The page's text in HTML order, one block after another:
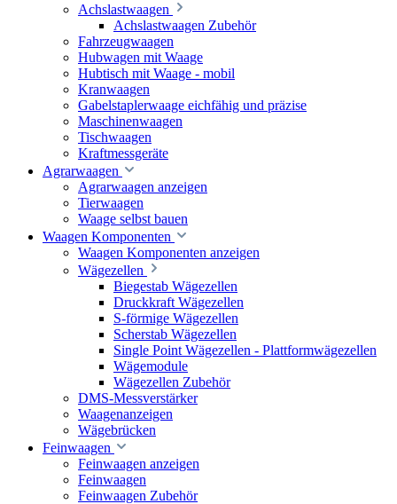
Achslastwaagen
Achslastwaagen Zubehör
Fahrzeugwaagen
Hubwagen mit Waage
Hubtisch mit Waage - mobil
Kranwaagen
Gabelstaplerwaage eichfähig und präzise
Maschinenwaagen
Tischwaagen
Kraftmessgeräte
Agrarwaagen
Agrarwaagen anzeigen
Tierwaagen
Waage selbst bauen
Waagen Komponenten
Waagen Komponenten anzeigen
Wägezellen
Biegestab Wägezellen
Druckkraft Wägezellen
S-förmige Wägezellen
Scherstab Wägezellen
Single Point Wägezellen - Plattformwägezellen
Wägemodule
Wägezellen Zubehör
DMS-Messverstärker
Waagenanzeigen
Wägebrücken
Feinwaagen
Feinwaagen anzeigen
Feinwaagen
Feinwaagen Zubehör